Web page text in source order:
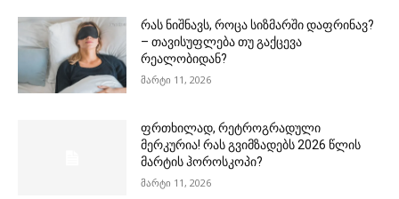
რას ნიშნავს, როცა სიზმარში დაფრინავ?
– თავისუფლება თუ გაქცევა
რეალობიდან?
მარტი 11, 2026
ფრთხილად, რეტროგრადული
მერკურია! რას გვიმზადებს 2026 წლის
მარტის ჰოროსკოპი?
მარტი 11, 2026